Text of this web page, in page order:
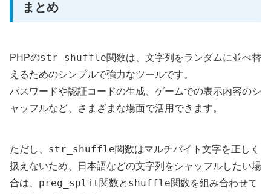
まとめ
PHPのstr_shuffle関数は、文字列をランダムに並べ替
えるためのシンプルで強力なツールです。
パスワードや認証コードの生成、ゲームでの表示内容のシ
ャッフルなど、さまざまな場面で活用できます。
ただし、 str_shuffle関数はマルチバイト文字を正しく
扱えないため、日本語などの文字列をシャッフルしたい場
合は、 preg_split関数と shuffle関数を組み合わせて